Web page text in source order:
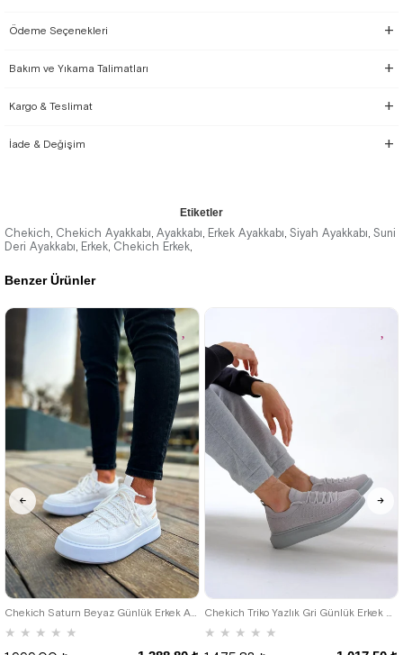
Ödeme Seçenekleri
Bakım ve Yıkama Talimatları
Kargo & Teslimat
İade & Değişim
Benzer Ürünler
★ ★ ★ ★ ★
40 42
★ ★ ★ ★ ★
Etiketler
Chekich, Chekich Ayakkabı, Ayakkabı, Erkek Ayakkabı, Siyah Ayakkabı, Suni
Deri Ayakkabı, Erkek, Chekich Erkek,